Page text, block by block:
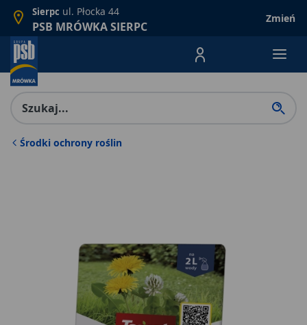
Sierpc ul. Płocka 44
PSB MRÓWKA SIERPC
Zmień
Menu Produktów,
Środki ochrony roślin